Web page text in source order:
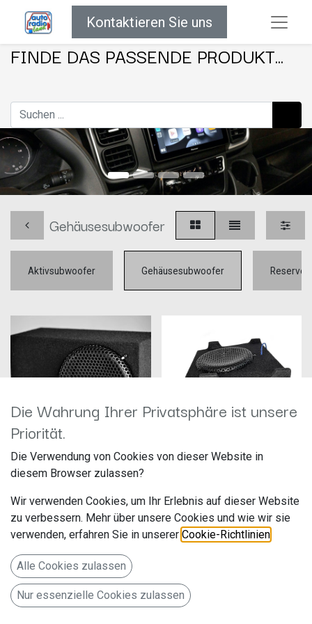
Kontaktieren Sie uns
FINDE DAS PASSENDE PRODUKT...
Gehäusesubwoofer
Aktivsubwoofer Gehäusesubwoofer
ArcAudio ARC8-A4-B9 Avant
Avant
Fortissimo, Dietmar Carle
Bahnhofstraße 23
Deutschland www.fortissimo-
shop.de
Passivsubwoofer für Audi A4
B9 Avant
330,00€
Artikelnummer: Arc8D2V3 VW
Fortissimo, Dietmar Carle
Bahnhofstraße 23
88048 Kluftern
Deutschland www.fortissimo-
319,00
Die Wahrung Ihrer Privatsphäre ist unsere
Priorität.
Die Verwendung von Cookies von dieser Website in
diesem Browser zulassen?
Wir verwenden Cookies, um Ihr Erlebnis auf dieser Website
zu verbessern. Mehr über unsere Cookies und wie wir sie
verwenden, erfahren Sie in unserer Cookie-Richtlinien
Alle Cookies zulassen
Nur essenzielle Cookies zulassen